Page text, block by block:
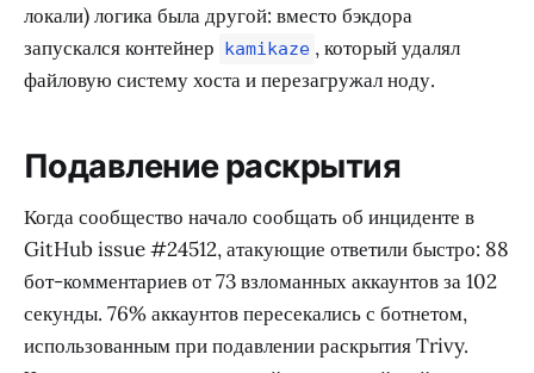
локали) логика была другой: вместо бэкдора
запускался контейнер kamikaze , который удалял
файловую систему хоста и перезагружал ноду.
Подавление раскрытия
Когда сообщество начало сообщать об инциденте в
GitHub issue #24512, атакующие ответили быстро: 88
бот-комментариев от 73 взломанных аккаунтов за 102
секунды. 76% аккаунтов пересекались с ботнетом,
использованным при подавлении раскрытия Trivy.